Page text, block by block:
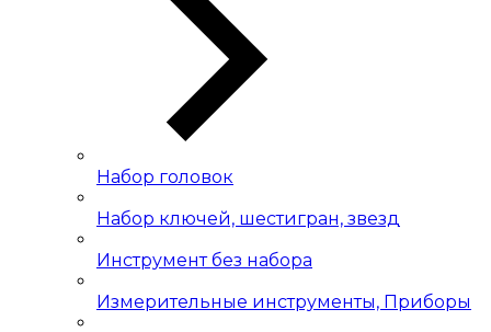
Набор головок
Набор ключей, шестигран, звезд
Инструмент без набора
Измерительные инструменты, Приборы